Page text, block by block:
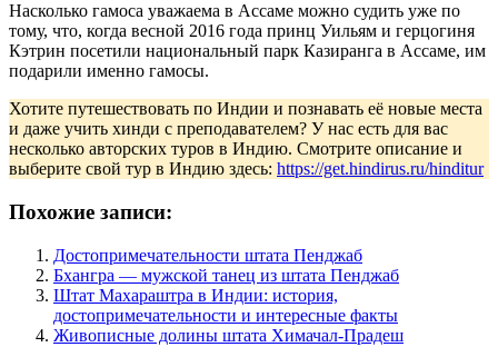
Насколько гамоса уважаема в Ассаме можно судить уже по
тому, что, когда весной 2016 года принц Уильям и герцогиня
Кэтрин посетили национальный парк Казиранга в Ассаме, им
подарили именно гамосы.
Хотите путешествовать по Индии и познавать её новые места
и даже учить хинди с преподавателем? У нас есть для вас
несколько авторских туров в Индию. Смотрите описание и
выберите свой тур в Индию здесь: https://get.hindirus.ru/hinditur
Похожие записи:
Достопримечательности штата Пенджаб
Бхангра — мужской танец из штата Пенджаб
Штат Махараштра в Индии: история,
достопримечательности и интересные факты
Живописные долины штата Химачал-Прадеш